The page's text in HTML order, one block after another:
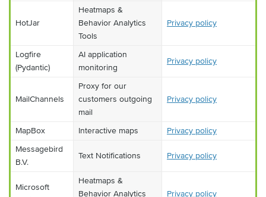
HotJar
Heatmaps &
Behavior Analytics
Tools
Privacy policy
Logfire
(Pydantic)
AI application
monitoring
Privacy policy
MailChannels
Proxy for our
customers outgoing
mail
Privacy policy
MapBox Interactive maps
Privacy policy
Messagebird
B.V.
Text Notifications Privacy policy
Microsoft
Heatmaps &
Behavior Analytics
Privacy policy